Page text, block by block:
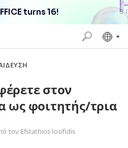
turns 16!
στον
ως φοιτητής/τρια
τον Efstathios Iosifidis